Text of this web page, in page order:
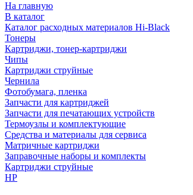
На главную
В каталог
Каталог расходных материалов Hi-Black
Тонеры
Картриджи, тонер-картриджи
Чипы
Картриджи струйные
Чернила
Фотобумага, пленка
Запчасти для картриджей
Запчасти для печатающих устройств
Термоузлы и комплектующие
Средства и материалы для сервиса
Матричные картриджи
Заправочные наборы и комплекты
Картриджи струйные
HP